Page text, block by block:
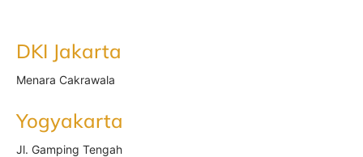
DKI Jakarta
Menara Cakrawala
Yogyakarta
Jl. Gamping Tengah